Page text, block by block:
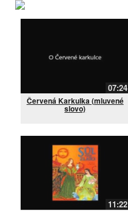
07:24
Červená Karkulka (mluvené
slovo)
11:22